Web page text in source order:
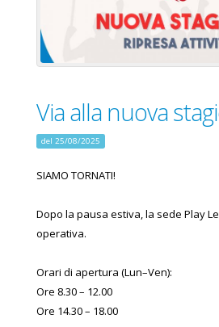
Via alla nuova
del 25/08/2025
SIAMO TORNATI!
Dopo la pausa estiva, la sede Play
operativa.
Orari di apertura (Lun–Ven):
Ore 8.30 – 12.00
Ore 14.30 – 18.00